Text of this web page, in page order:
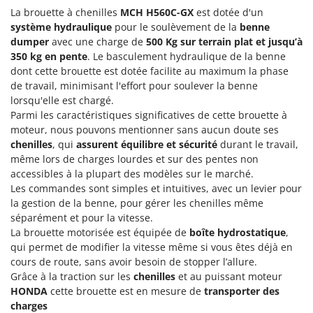
Lames niveleuses pour tracteur
Lave-vitres
Lieuses électriques pour vignes
M
Machines à pâtes
Machines pour la transformation des fruits
Machines sous vide
Motobineuses
Motoculteurs
Motofaucheuses
Motopompes pour irrigation
Moulins à céréales électriques
Moulins à farine
Eschenfelder
EuroMech
Eurosystems
F
FAC
Fama Industrie
Famag
Famur
FARMER
FBC
Ferrari Group
Ferroni
Ferrua
FIAC
FIEM
La brouette à chenilles MCH H560C-GX est dotée d'un
système hydraulique pour le soulèvement de la benne
dumper avec une charge de 500 Kg sur terrain plat et jusqu’à
350 kg en pente. Le basculement hydraulique de la benne
dont cette brouette est dotée facilite au maximum la phase
de travail, minimisant l'effort pour soulever la benne
lorsqu'elle est chargé.
Parmi les caractéristiques significatives de cette brouette à
moteur, nous pouvons mentionner sans aucun doute ses
chenilles, qui assurent équilibre et sécurité durant le travail,
même lors de charges lourdes et sur des pentes non
accessibles à la plupart des modèles sur le marché.
Les commandes sont simples et intuitives, avec un levier pour
la gestion de la benne, pour gérer les chenilles même
séparément et pour la vitesse.
La brouette motorisée est équipée de boîte hydrostatique,
qui permet de modifier la vitesse même si vous êtes déjà en
cours de route, sans avoir besoin de stopper l’allure.
Grâce à la traction sur les chenilles et au puissant moteur
HONDA cette brouette est en mesure de transporter des
charges